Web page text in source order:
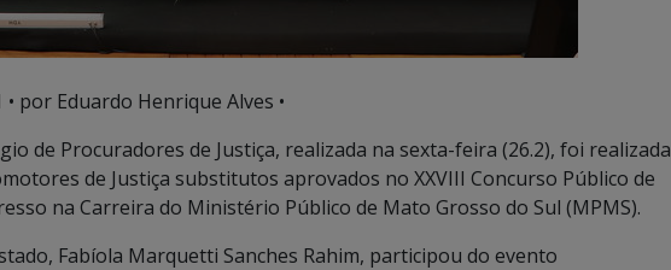
• por Eduardo Henrique Alves •
de Procuradores de Justiça, realizada na sexta-feira (26.2), foi realizada
de Justiça substitutos aprovados no XXVIII Concurso Público de
na Carreira do Ministério Público de Mato Grosso do Sul (MPMS).
Fabíola Marquetti Sanches Rahim, participou do evento